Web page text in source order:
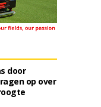
door
op over